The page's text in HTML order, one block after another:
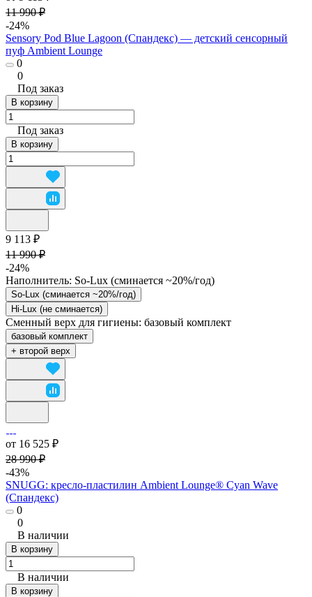
11 990 ₽
-24%
Sensory Pod Blue Lagoon (Спандекс) — детский сенсорный
пуф Ambient Lounge
0
0
Под заказ
В корзину
Под заказ
В корзину
9 113 ₽
11 990 ₽
-24%
Наполнитель: So-Lux (cминается ~20%/год)
So-Lux (cминается ~20%/год)
Hi-Lux (не сминается)
Сменный верх для гигиены: базовый комплект
базовый комплект
+ второй верх
от 16 525 ₽
28 990 ₽
-43%
SNUGG: кресло-пластилин Ambient Lounge® Cyan Wave
(Спандекс)
0
0
В наличии
В корзину
В наличии
В корзину